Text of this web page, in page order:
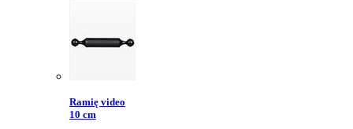
Ramię video
10 cm